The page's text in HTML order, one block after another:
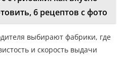
6 рецептов с фото
выбирают фабрики, где
и скорость выдачи